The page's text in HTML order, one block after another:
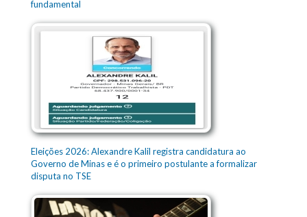
fundamental
Eleições 2026: Alexandre Kalil registra candidatura ao
Governo de Minas e é o primeiro postulante a formalizar
disputa no TSE